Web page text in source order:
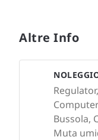
Altre Info
Bussola,
Muta